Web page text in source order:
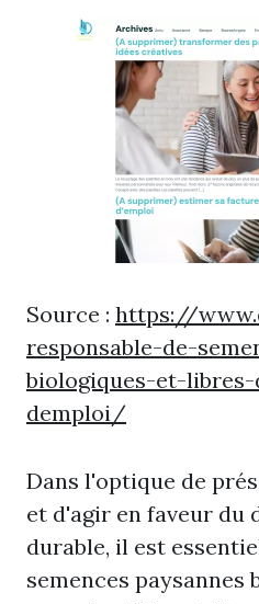
Source : https://
responsable-de-
biologiques-et-
demploi/
Dans l'optique de
et d'agir en faveur du
durable, il est
semences paysannes